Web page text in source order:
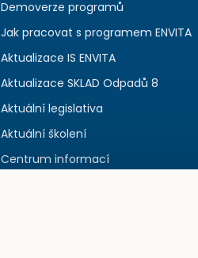
Demoverze programů
Jak pracovat s programem ENVITA
Aktualizace IS ENVITA
Aktualizace SKLAD Odpadů 8
Aktuální legislativa
Aktuální školení
Centrum informací